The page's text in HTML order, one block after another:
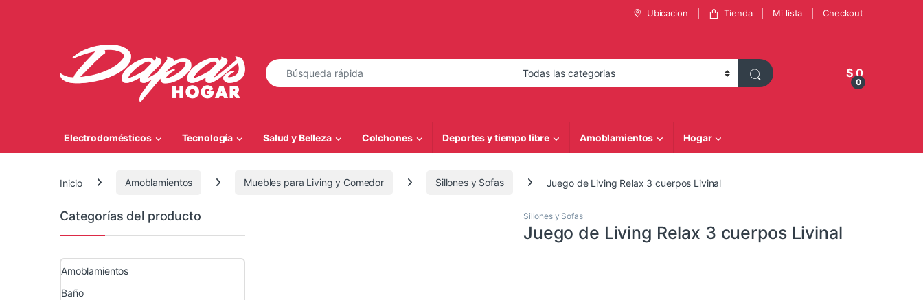
Ubicacion Tienda Mi lista Checkout
Búsqueda de:
0
$0
Electrodomésticos Tecnología Salud y Belleza Colchones Deportes y tiempo libre Amoblamientos Hogar
Inicio Amoblamientos Muebles para Living y Comedor Sillones y Sofas Juego de Living Relax 3 cuerpos Livinal
Sillones y Sofas
Juego de Living Relax 3 cuerpos Livinal
Categorías del producto
Amoblamientos
Baño